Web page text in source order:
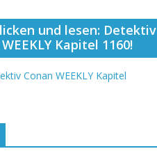
und lesen: Detektiv
Kapitel 1160!